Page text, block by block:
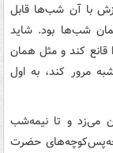
با آن شب‌ها قابل
شب‌ها بود. شاید
کند و مثل همان
کند، به اول
می‌زد و تا نیمه‌شب
حضرت